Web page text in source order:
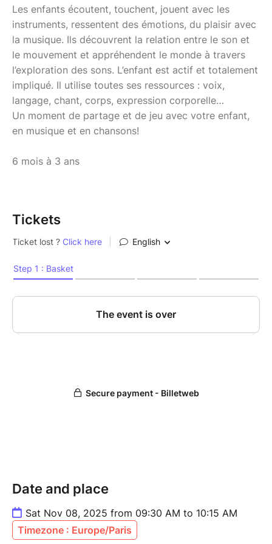
Les enfants écoutent, touchent, jouent avec les
instruments, ressentent des émotions, du plaisir avec
la musique. Ils découvrent la relation entre le son et
le mouvement et appréhendent le monde à travers
l’exploration des sons. L’enfant est actif et totalement
impliqué. Il utilise toutes ses ressources : voix,
langage, chant, corps, expression corporelle…
Un moment de partage et de jeu avec votre enfant,
en musique et en chansons!
6 mois à 3 ans
Tickets
Date and place
Sat Nov 08, 2025 from 09:30 AM to 10:15 AM
Timezone : Europe/Paris